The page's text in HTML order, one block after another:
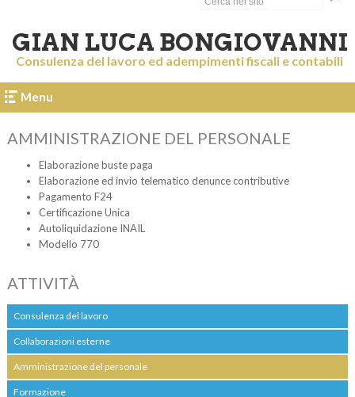
GIAN LUCA BONGIOVANNI
Consulenza del lavoro ed adempimenti fiscali e contabili
Menu
AMMINISTRAZIONE DEL PERSONALE
Elaborazione buste paga
Elaborazione ed invio telematico denunce contributive
Pagamento F24
Certificazione Unica
Autoliquidazione INAIL
Modello 770
ATTIVITÀ
Consulenza del lavoro
Collaborazioni esterne
Amministrazione del personale
Formazione